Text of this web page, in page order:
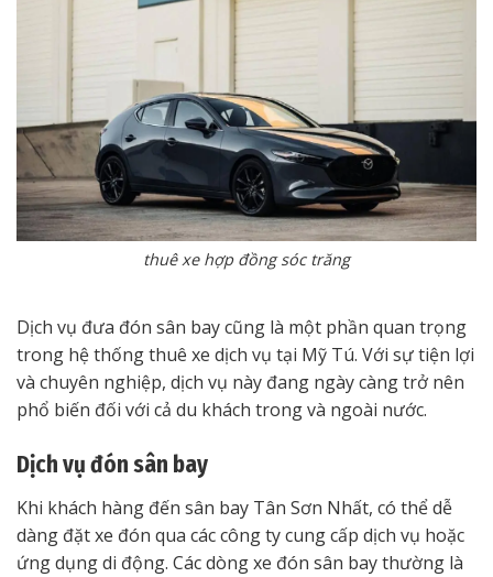
thuê xe hợp đồng sóc trăng
Dịch vụ đưa đón sân bay cũng là một phần quan trọng
trong hệ thống thuê xe dịch vụ tại Mỹ Tú. Với sự tiện lợi
và chuyên nghiệp, dịch vụ này đang ngày càng trở nên
phổ biến đối với cả du khách trong và ngoài nước.
Dịch vụ đón sân bay
Khi khách hàng đến sân bay Tân Sơn Nhất, có thể dễ
dàng đặt xe đón qua các công ty cung cấp dịch vụ hoặc
ứng dụng di động. Các dòng xe đón sân bay thường là